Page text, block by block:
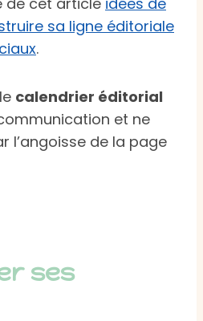
sa ligne éditoriale
.
calendrier éditorial
et ne
l’angoisse de la page
ses